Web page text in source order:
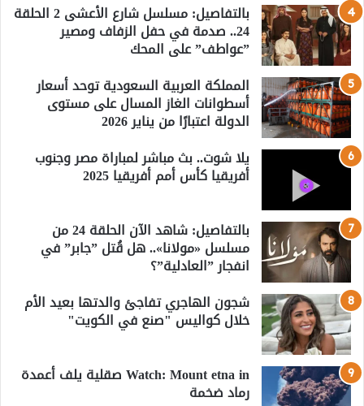
بالتفاصيل: مسلسل شارع الأعشى 2 الحلقة
24.. صدمة في حفل الزفاف ومصير
”عواطف” على المحك
المملكة العربية السعودية توحد أسعار
أسطوانات الغاز المسال على مستوى
الدولة اعتبارًا من يناير 2026
يلا شوت.. بث مباشر لمباراة مصر وجنوب
أفريقيا كأس أمم أفريقيا 2025
بالتفاصيل: شاهد الآن الحلقة 24 من
مسلسل «مولانا».. هل قُتل ”جابر” في
انفجار ”العادلية”؟
شجون الهاجري تفاجئ والدتها بعيد الأم
خلال كواليس "صنع في الكويت"
Watch: Mount etna in صقلية يلف أعمدة
رماد ضخمة